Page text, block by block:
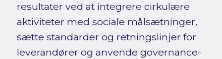
resultater ved at integrere cirkulære
aktiviteter med sociale målsætninger,
sætte standarder og retningslinjer for
leverandører og anvende governance-